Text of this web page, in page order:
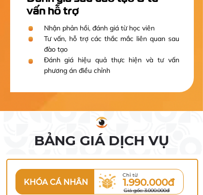
vấn hỗ trợ
Nhận phản hồi, đánh giá từ học viên
Tư vấn, hỗ trợ các thắc mắc liên quan sau
đào tạo
Đánh giá hiệu quả thực hiện và tư vấn
phương án điều chỉnh
BẢNG GIÁ DỊCH VỤ
1.990.000đ
Chỉ từ
KHÓA CÁ NHÂN
Giá gốc: 3.000.000đ